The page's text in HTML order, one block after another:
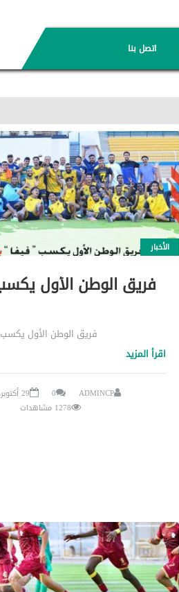
اتصل بنا
الأخبار
فريق الوطن الأول
فريق الوطن الأول يكسب
اقرأ المزيد
ADMINCP
0
29 أكتوبر، 2024
1278 مشاهدات